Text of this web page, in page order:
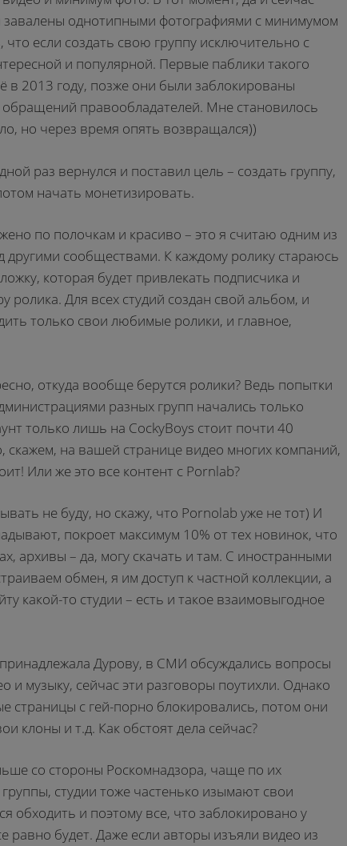
однотипными фотографиями с минимумом
если создать свою группу исключительно с
и популярной. Первые паблики такого
в 2013 году, позже они были заблокированы
правообладателей. Мне становилось
но через время опять возвращался))
раз вернулся и поставил цель – создать группу,
начать монетизировать.
по полочкам и красиво – это я считаю одним из
другими сообществами. К каждому ролику стараюсь
которая будет привлекать подписчика и
ролика. Для всех студий создан свой альбом, и
только свои любимые ролики, и главное,
откуда вообще берутся ролики? Ведь попытки
разных групп начались только
только лишь на CockyBoys стоит почти 40
скажем, на вашей странице видео многих компаний,
Или же это все контент с Pornlab?
не буду, но скажу, что Pornolab уже не тот) И
покроет максимум 10% от тех новинок, что
архивы – да, могу скачать и там. С иностранными
обмен, я им доступ к частной коллекции, а
какой-то студии – есть и такое взаимовыгодное
Дурову, в СМИ обсуждались вопросы
и музыку, сейчас эти разговоры поутихли. Однако
страницы с гей-порно блокировались, потом они
клоны и т.д. Как обстоят дела сейчас?
со стороны Роскомнадзора, чаще по их
студии тоже частенько изымают свои
обходить и поэтому все, что заблокировано у
равно будет. Даже если авторы изъяли видео из